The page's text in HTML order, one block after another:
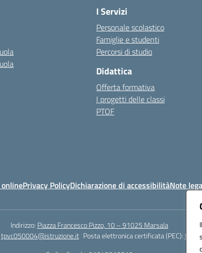
I Servizi
Personale scolastico
Famiglie e studenti
Percorsi di studio
Didattica
Offerta formativa
I progetti delle classi
PTOF
Privacy PolicyDichiarazione di accessibilitàNote
Indirizzo: Piazza Francesco Pizzo, 10 – 91025 Marsala
tpvc050004@istruzione.it Posta elettronica certificata (PEC):